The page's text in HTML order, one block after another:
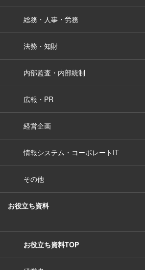
総務・人事・労務
法務・知財
内部監査・内部統制
広報・PR
経営企画
情報システム・コーポレートIT
その他
お役立ち資料
お役立ち資料TOP